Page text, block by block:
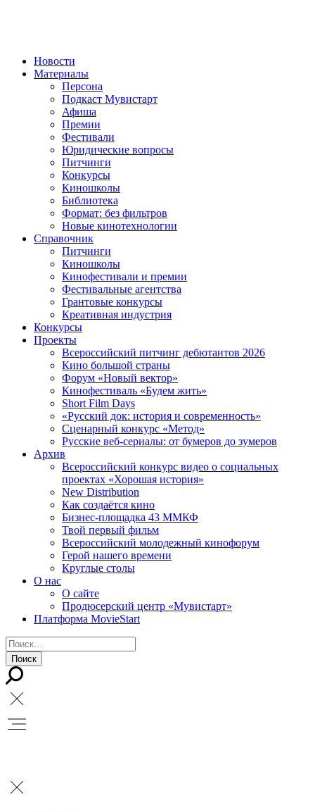
Новости
Материалы
Персона
Подкаст Мувистарт
Афиша
Премии
Фестивали
Юридические вопросы
Питчинги
Конкурсы
Киношколы
Библиотека
Формат: без фильтров
Новые кинотехнологии
Справочник
Питчинги
Киношколы
Кинофестивали и премии
Фестивальные агентства
Грантовые конкурсы
Креативная индустрия
Конкурсы
Проекты
Всероссийский питчинг дебютантов 2026
Кино большой страны
Форум «Новый вектор»
Кинофестиваль «Будем жить»
Short Film Days
«Русский док: история и современность»
Сценарный конкурс «Метод»
Русские веб-сериалы: от бумеров до зумеров
Архив
Всероссийский конкурс видео о социальных
проектах «Хорошая история»
New Distribution
Как создаётся кино
Бизнес-площадка 43 ММКФ
Твой первый фильм
Всероссийский молодежный кинофорум
Герой нашего времени
Круглые столы
О нас
О сайте
Продюсерский центр «Мувистарт»
Платформа MovieStart